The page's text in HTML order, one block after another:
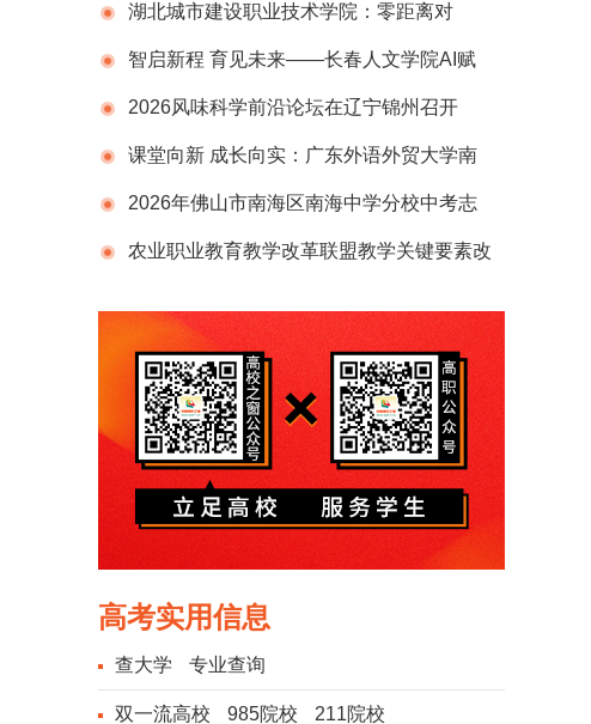
湖北城市建设职业技术学院：零距离对
话“钢铁伙伴”！一堂开在宇树车间的专业课
智启新程 育见未来——长春人文学院AI赋
能教学改革的探索与实践
2026风味科学前沿论坛在辽宁锦州召开
课堂向新 成长向实：广东外语外贸大学南
国商学院深耕“三感教育”
2026年佛山市南海区南海中学分校中考志
愿填报十问十答
农业职业教育教学改革联盟教学关键要素改
赛启动仪式在铜仁举办
高考实用信息
查大学 专业查询
双一流高校 985院校 211院校